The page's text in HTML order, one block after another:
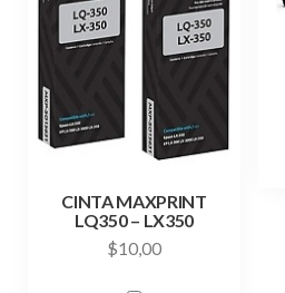
CINTA MAXPRINT
LQ350 – LX350
$10,00